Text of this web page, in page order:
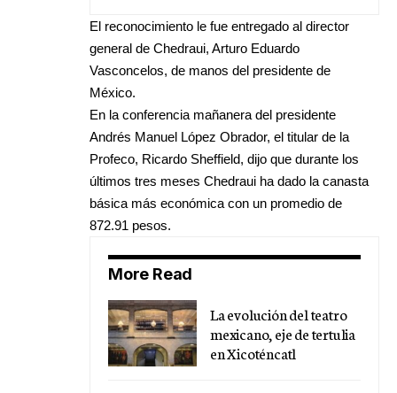
El reconocimiento le fue entregado al director
general de Chedraui, Arturo Eduardo
Vasconcelos, de manos del presidente de
México.
En la conferencia mañanera del presidente
Andrés Manuel López Obrador, el titular de la
Profeco, Ricardo Sheffield, dijo que durante los
últimos tres meses Chedraui ha dado la canasta
básica más económica con un promedio de
872.91 pesos.
More Read
La evolución del teatro
mexicano, eje de tertulia
en Xicoténcatl